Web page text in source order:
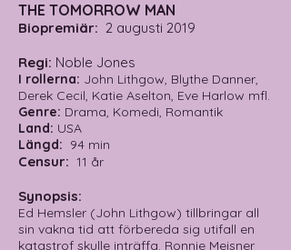
THE TOMORROW MAN
Biopremiär: 2 augusti 2019
Regi: Noble Jones
I rollerna: John Lithgow, Blythe Danner,
Derek Cecil, Katie Aselton, Eve Harlow mfl.
Genre: Drama, Komedi, Romantik
Land: USA
Längd: 94 min
Censur: 11 år
Synopsis:
Ed Hemsler (John Lithgow) tillbringar all
sin vakna tid att förbereda sig utifall en
katastrof skulle inträffa. Ronnie Meisner